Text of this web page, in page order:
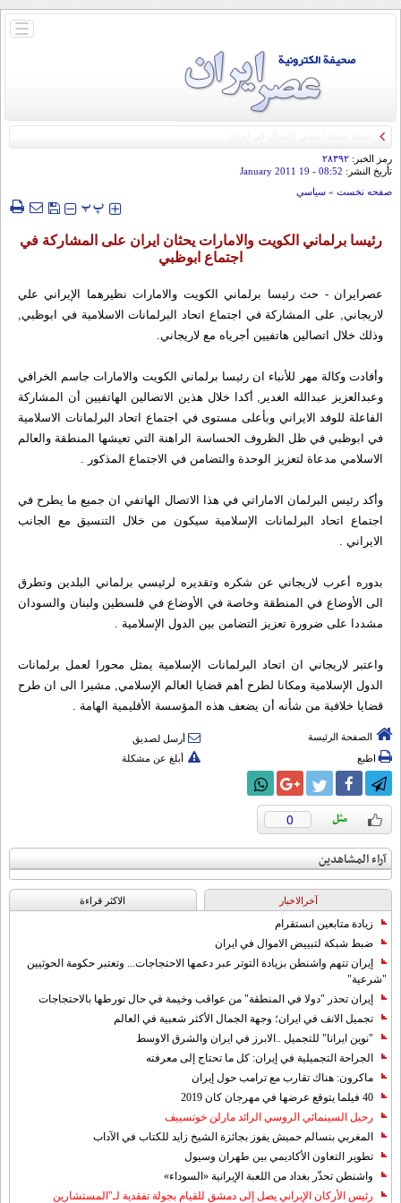
باز
رمز الخبر: ۲۸۳۹۲
تأريخ النشر: 08:52
- 19 January 2011
صفحه نخست » سياسي
‍‍‍ پپ
رئيسا برلماني الكويت والامارات يحثان ايران على المشاركة في
اجتماع ابوظبي
عصرايران - حث رئيسا برلماني الكويت والامارات نظيرهما الإيراني علي
لاريجاني, على المشاركة في اجتماع اتحاد البرلمانات الاسلامية في ابوظبي,
وذلك خلال اتصالين هاتفيين أجرياه مع لاريجاني.
وأفادت وكالة مهر للأنباء ان رئيسا برلماني الكويت والامارات جاسم الخرافي
وعبدالعزيز عبدالله الغدير, أكدا خلال هذين الاتصالين الهاتفيين أن المشاركة
الفاعلة للوفد الايراني وبأعلى مستوى في اجتماع اتحاد البرلمانات الاسلامية
في ابوظبي في ظل الظروف الحساسة الراهنة التي تعيشها المنطقة والعالم
الاسلامي مدعاة لتعزيز الوحدة والتضامن في الاجتماع المذكور .
وأكد رئيس البرلمان الاماراتي في هذا الاتصال الهاتفي ان جميع ما يطرح في
اجتماع اتحاد البرلمانات الإسلامية سيكون من خلال التنسيق مع الجانب
الايراني .
بدوره أعرب لاريجاني عن شكره وتقديره لرئيسي برلماني البلدين وتطرق
الى الأوضاع في المنطقة وخاصة في الأوضاع في فلسطين ولبنان والسودان
مشددا على ضرورة تعزيز التضامن بين الدول الإسلامية .
واعتبر لاريجاني ان اتحاد البرلمانات الإسلامية يمثل محورا لعمل برلمانات
الدول الإسلامية ومكانا لطرح أهم قضايا العالم الإسلامي, مشيرا الى ان طرح
قضايا خلافية من شأنه أن يضعف هذه المؤسسة الأقليمية الهامة .
الصفحة الرئيسة
أرسل لصديق
اطبع
أبلغ عن مشكلة
0
آراء المشاهدين
آخرالاخبار الاکثر قراءة
زيادة متابعين انستقرام
ضبط شبكة لتبييض الاموال في ايران
إيران تتهم واشنطن بزيادة التوتر عبر دعمها الاحتجاجات... وتعتبر حكومة الحوثيين
"شرعية"
إيران تحذر "دولا في المنطقة" من عواقب وخيمة في حال تورطها بالاحتجاجات
تجميل الانف في ايران؛ وجهة الجمال الأكثر شعبية في العالم
"نوين ايرانا" للتجميل ..الابرز في ايران والشرق الاوسط
الجراحة التجميلية في إيران: كل ما تحتاج إلى معرفته
ماكرون: هناك تقارب مع ترامب حول إيران
40 فيلما يتوقع عرضها في مهرجان كان 2019
رحيل السينمائي الروسي الرائد مارلن خوتسييف
المغربي بنسالم حميش يفوز بجائزة الشيخ زايد للكتاب في الآداب
تطوير التعاون الأكاديمي بين طهران وسيول
واشنطن تحذّر بغداد من اللعبة الإيرانية «السوداء»
رئيس الأركان الإيراني يصل إلى دمشق للقيام بجولة تفقدية لـ"المستشارين